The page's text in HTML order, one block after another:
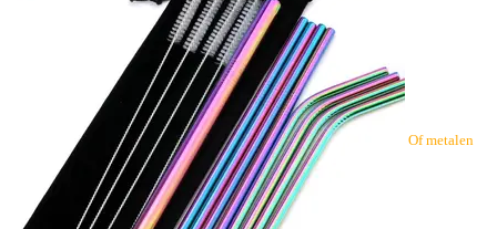
Of metalen